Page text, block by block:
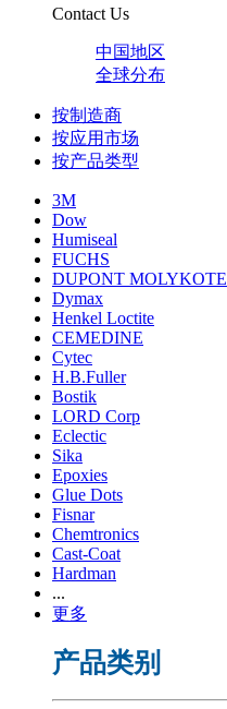
Contact Us
中国地区
全球分布
按制造商
按应用市场
按产品类型
3M
Dow
Humiseal
FUCHS
DUPONT MOLYKOTE
Dymax
Henkel Loctite
CEMEDINE
Cytec
H.B.Fuller
Bostik
LORD Corp
Eclectic
Sika
Epoxies
Glue Dots
Fisnar
Chemtronics
Cast-Coat
Hardman
...
更多
产品类别